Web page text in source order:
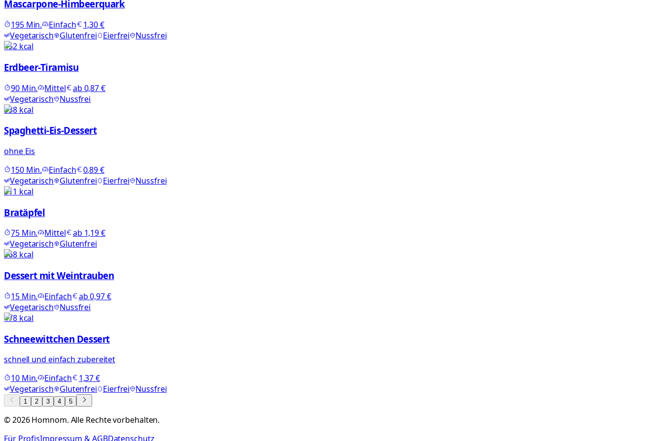
Mascarpone-Himbeerquark
195Min. Einfach
1,30 €
Vegetarisch
Glutenfrei Eierfrei
Nussfrei
452kcal
Erdbeer-Tiramisu
90Min. Mittel ab 0,87 €
Vegetarisch
Nussfrei
538kcal
Spaghetti-Eis-Dessert
ohne Eis
150Min. Einfach
0,89 €
Vegetarisch
Glutenfrei Eierfrei
Nussfrei
311 kcal
Bratäpfel
75Min. Mittel ab 1,19 €
Vegetarisch
Glutenfrei
368kcal
Dessert mit Weintrauben
15Min. Einfach ab0,97 €
Vegetarisch
Nussfrei
478kcal
Schneewittchen Dessert
schnell und einfach zubereitet
10Min. Einfach
1,37 €
Vegetarisch
Glutenfrei Eierfrei Nussfrei
1 2 3 4 5
©2026Homnom. Alle Rechte vorbehalten.
Für ProfisImpressum & AGBDatenschutz